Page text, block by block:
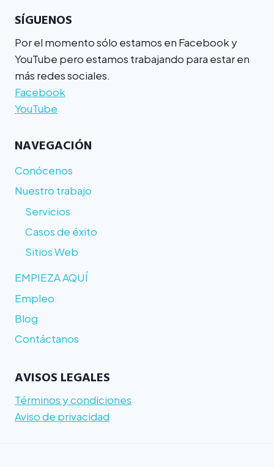
SÍGUENOS
Por el momento sólo estamos en Facebook y
YouTube pero estamos trabajando para estar en
más redes sociales.
Facebook
YouTube
NAVEGACIÓN
Conócenos
Nuestro trabajo
Servicios
Casos de éxito
Sitios Web
EMPIEZA AQUÍ
Empleo
Blog
Contáctanos
AVISOS LEGALES
Términos y condiciones
Aviso de privacidad